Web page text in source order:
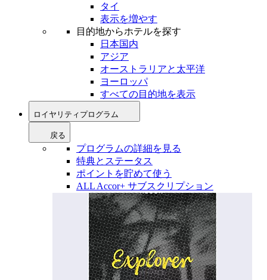
タイ
表示を増やす
目的地からホテルを探す
日本国内
アジア
オーストラリアと太平洋
ヨーロッパ
すべての目的地を表示
ロイヤリティプログラム
戻る
プログラムの詳細を見る
特典とステータス
ポイントを貯めて使う
ALL Accor+ サブスクリプション